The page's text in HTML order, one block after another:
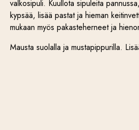
valkosipuli. Kuullota sipuleita
kypsää, lisää pastat ja hieman
mukaan myös pakasteherneet ja
Mausta suolalla ja mustapippurilla.